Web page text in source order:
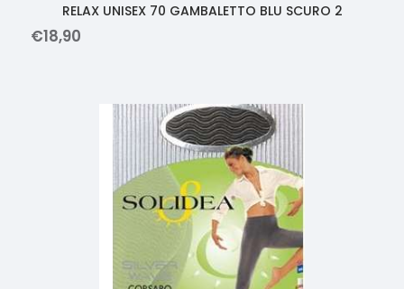
RELAX UNISEX 70 GAMBALETTO BLU SCURO 2
€18,90